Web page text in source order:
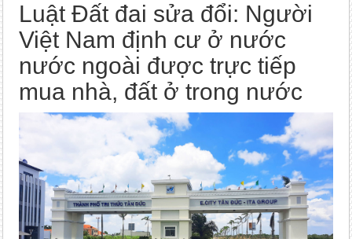
Luật Đất đai sửa đổi: Người
Việt Nam định cư ở nước
nước ngoài được trực tiếp
mua nhà, đất ở trong nước